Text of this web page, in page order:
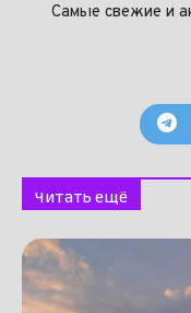
Самые свежие и
Читать ещё